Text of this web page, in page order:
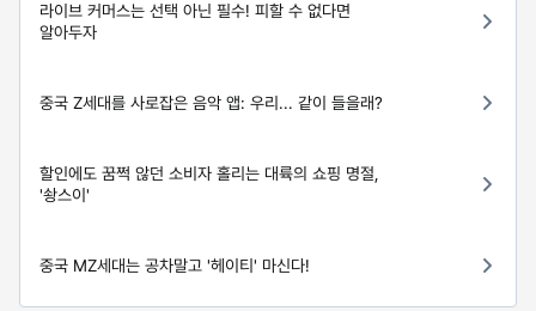
라이브 커머스는 선택 아닌 필수! 피할 수 없다면
알아두자
중국 Z세대를 사로잡은 음악 앱: 우리... 같이 들을래?
할인에도 꿈쩍 않던 소비자 홀리는 대륙의 쇼핑 명절,
'솽스이'
중국 MZ세대는 공차말고 '헤이티' 마신다!